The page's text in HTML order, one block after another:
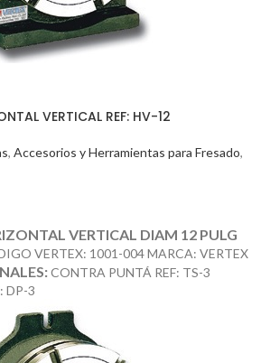
VERTICAL REF: HV-12
, Accesorios y Herramientas para Fresado,
VERTICAL DIAM 12 PULG
VERTEX: 1001-004 MARCA: VERTEX
CONTRA PUNTÁ REF: TS-3
DP-3